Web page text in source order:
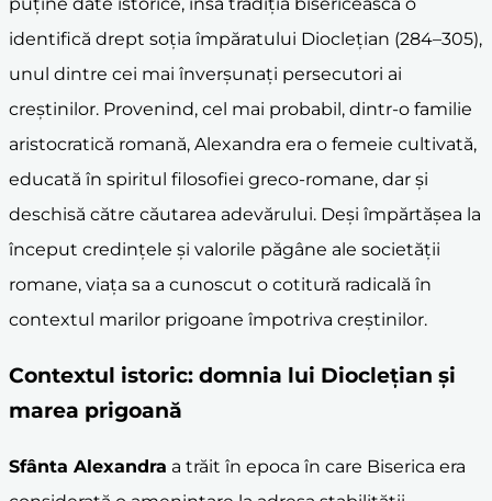
puține date istorice, însă tradiția bisericească o
identifică drept soția împăratului Dioclețian (284–305),
unul dintre cei mai înverșunați persecutori ai
creștinilor. Provenind, cel mai probabil, dintr-o familie
aristocratică romană, Alexandra era o femeie cultivată,
educată în spiritul filosofiei greco-romane, dar și
deschisă către căutarea adevărului. Deși împărtășea la
început credințele și valorile păgâne ale societății
romane, viața sa a cunoscut o cotitură radicală în
contextul marilor prigoane împotriva creștinilor.
Contextul istoric: domnia lui Dioclețian și
marea prigoană
Sfânta Alexandra a trăit în epoca în care Biserica era